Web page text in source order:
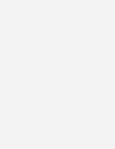
auf, dieses Gesetz mit
Spuren im Markt
(BDH) hat die
Fachhandwerk und die
Klarheit über die künftigen
der vergangenen Monate
bei den
im Markt hinterlassen.